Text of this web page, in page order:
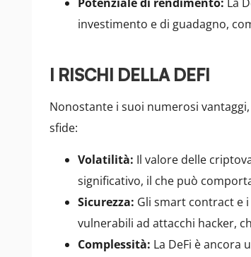
investimento e di guadagno,
I RISCHI DELLA DEFI
Nonostante i suoi numerosi
sfide:
Volatilità: Il valore delle
significativo, il che può
Sicurezza: Gli smart contract e
vulnerabili ad attacchi hacker,
Complessità: La DeFi è ancora